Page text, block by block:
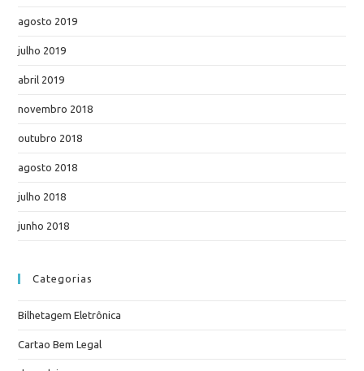
agosto 2019
julho 2019
abril 2019
novembro 2018
outubro 2018
agosto 2018
julho 2018
junho 2018
Categorias
Bilhetagem Eletrônica
Cartao Bem Legal